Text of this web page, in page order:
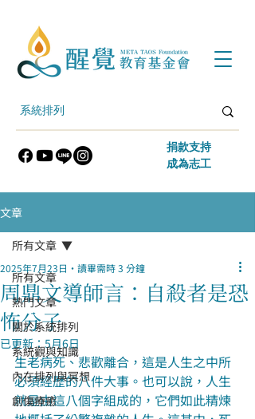
​捐款支持
​成為志工
文章
所有文章
熱門文章
關於系統排列
系統觀與知識
內在排列與冥想
創傷療癒
所有文章
周鼎文導師言：自殺者是恐
怖分子
2025年7月23日 讀畢需時 3 分鐘
已更新：5月6日
生老病死、悲歡離合，這是人生之中所
必須經歷的八件大事。也可以說，人生
就是由這八個字組成的，它們如此精煉